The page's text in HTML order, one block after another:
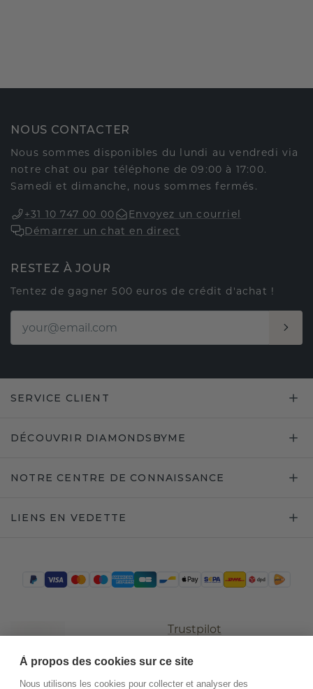
NOUS CONTACTER
Nous sommes disponibles du lundi au vendredi via
notre chat ou par téléphone de 09:00 à 17:00.
Samedi et dimanche, nous sommes fermés.
+31 10 747 00 00
Envoyez un courriel
Démarrer un chat en direct
RESTEZ À JOUR
Tentez de gagner 500 euros de crédit d'achat !
SERVICE CLIENT
DÉCOUVRIR DIAMONDSBYME
NOTRE CENTRE DE CONNAISSANCE
LIENS EN VEDETTE
Trustpilot
À propos des cookies sur ce site
Nous utilisons les cookies pour collecter et analyser des